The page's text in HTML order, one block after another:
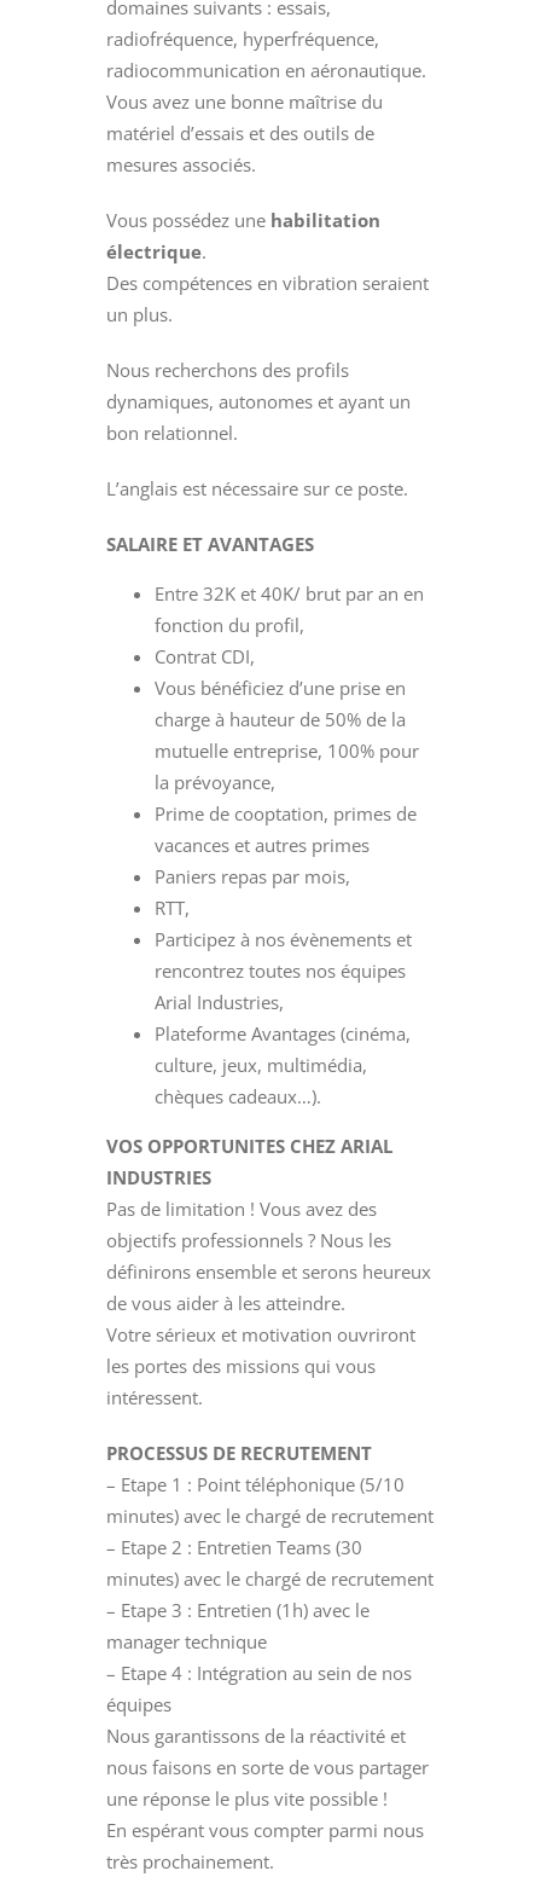
domaines suivants : essais,
radiofréquence, hyperfréquence,
radiocommunication en aéronautique.
Vous avez une bonne maîtrise du
matériel d’essais et des outils de
mesures associés.
Vous possédez une habilitation
électrique.
Des compétences en vibration seraient
un plus.
Nous recherchons des profils
dynamiques, autonomes et ayant un
bon relationnel.
L’anglais est nécessaire sur ce poste.
SALAIRE ET AVANTAGES
Entre 32K et 40K/ brut par an en
fonction du profil,
Contrat CDI,
Vous bénéficiez d’une prise en
charge à hauteur de 50% de la
mutuelle entreprise, 100% pour
la prévoyance,
Prime de cooptation, primes de
vacances et autres primes
Paniers repas par mois,
RTT,
Participez à nos évènements et
rencontrez toutes nos équipes
Arial Industries,
Plateforme Avantages (cinéma,
culture, jeux, multimédia,
chèques cadeaux…).
VOS OPPORTUNITES CHEZ ARIAL
INDUSTRIES
Pas de limitation ! Vous avez des
objectifs professionnels ? Nous les
définirons ensemble et serons heureux
de vous aider à les atteindre.
Votre sérieux et motivation ouvriront
les portes des missions qui vous
intéressent.
PROCESSUS DE RECRUTEMENT
– Etape 1 : Point téléphonique (5/10
minutes) avec le chargé de recrutement
– Etape 2 : Entretien Teams (30
minutes) avec le chargé de recrutement
– Etape 3 : Entretien (1h) avec le
manager technique
– Etape 4 : Intégration au sein de nos
équipes
Nous garantissons de la réactivité et
nous faisons en sorte de vous partager
une réponse le plus vite possible !
En espérant vous compter parmi nous
très prochainement.